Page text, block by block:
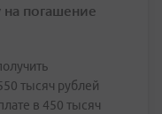
погашение
тысяч рублей
в 450 тысяч